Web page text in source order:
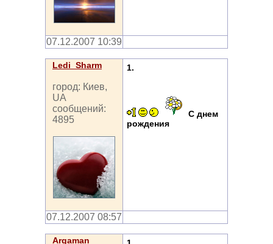
07.12.2007 10:39
Ledi_Sharm
город: Киев,
UA
сообщений:
4895
1.
С днем
рождения
07.12.2007 08:57
Argaman